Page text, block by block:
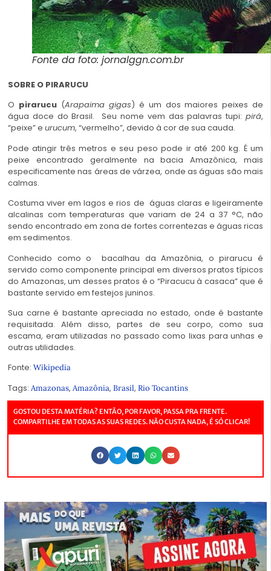
Fonte da foto: jornalggn.com.br
SOBRE O PIRARUCU
O pirarucu(Arapaima gigas) é um dos maiores peixes de
água doce do Brasil. Seu nome vem das palavras tupi: pirá,
“peixe” e urucum, “vermelho”, devido à cor de sua cauda.
Pode atingir três metros e seu peso pode ir até 200 kg. É um
peixe encontrado geralmente na bacia Amazônica, mais
especificamente nas áreas de várzea, onde as águas são mais
calmas.
Costuma viver em lagos e rios de águas claras e ligeiramente
alcalinas com temperaturas que variam de 24 a 37 °C, não
sendo encontrado em zona de fortes correntezas e águas ricas
em sedimentos.
Conhecido como o bacalhau da Amazônia, o pirarucu é
servido como componente principal em diversos pratos típicos
do Amazonas, um desses pratos é o “Piracucu à casaca” que é
bastante servido em festejos juninos.
Sua carne é bastante apreciada no estado, onde é bastante
requisitada. Além disso, partes de seu corpo, como sua
escama, eram utilizadas no passado como lixas para unhas e
outras utilidades.
Fonte: Wikipedia
Tags: Amazonas, Amazônia, Brasil, Rio Tocantins
GOSTOU DESTA MATÉRIA? ENTÃO, POR FAVOR, PASSA PRA FRENTE.
COMPARTILHE EM TODAS AS SUAS REDES. NÃO CUSTA NADA, É SÓ CLICAR!